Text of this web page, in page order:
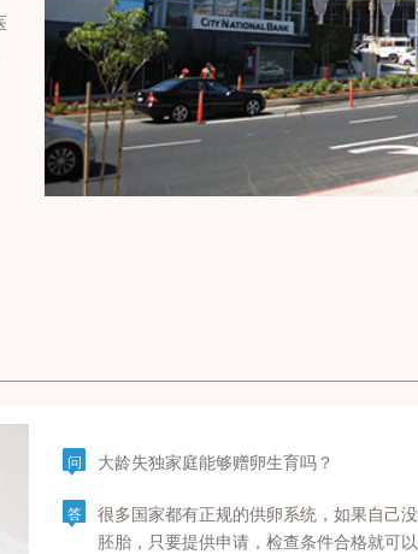
问 大龄失独家庭能够赠卵生育吗？
答
很多国家都有正规的供卵系统，如果自己
胚胎，只要提供申请，检查条件合格就可以